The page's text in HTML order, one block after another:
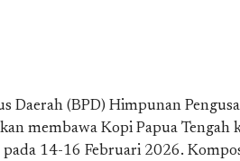
Daerah (BPD) Himpunan
membawa Kopi Papua Tengah
pada 14-16 Februari 2026.